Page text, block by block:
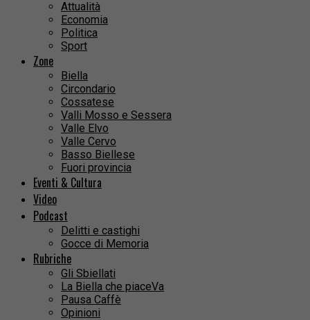
Attualità
Economia
Politica
Sport
Zone
Biella
Circondario
Cossatese
Valli Mosso e Sessera
Valle Elvo
Valle Cervo
Basso Biellese
Fuori provincia
Eventi & Cultura
Video
Podcast
Delitti e castighi
Gocce di Memoria
Rubriche
Gli Sbiellati
La Biella che piaceVa
Pausa Caffè
Opinioni